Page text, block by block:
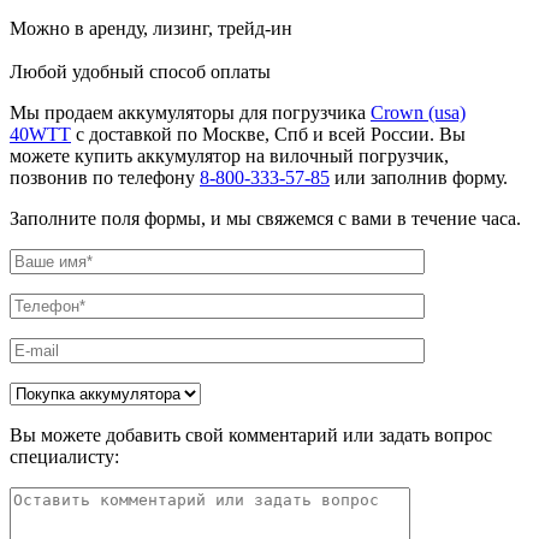
Можно в аренду, лизинг, трейд-ин
Любой удобный способ оплаты
Мы продаем аккумуляторы для погрузчика Crown (usa)
40WTT с доставкой по Москве, Спб и всей России. Вы
можете купить аккумулятор на вилочный погрузчик,
позвонив по телефону 8-800-333-57-85 или заполнив форму.
Заполните поля формы, и мы свяжемся с вами в течение часа.
Вы можете добавить свой комментарий или задать вопрос
специалисту: